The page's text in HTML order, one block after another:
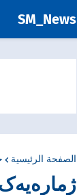
SM_News
الصفحة الرئيسية